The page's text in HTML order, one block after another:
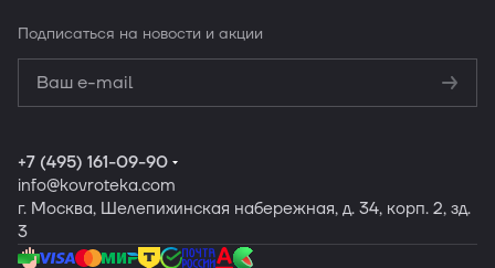
Подписаться на новости и акции
конфиденциальности
Обработку
персональных данных
+7 (495) 161-09-90
info@kovroteka.com
г. Москва, Шелепихинская набережная, д. 34, корп. 2, зд.
3